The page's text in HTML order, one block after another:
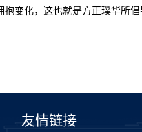
抱变化，这也就是方正璞华所倡
友情链接